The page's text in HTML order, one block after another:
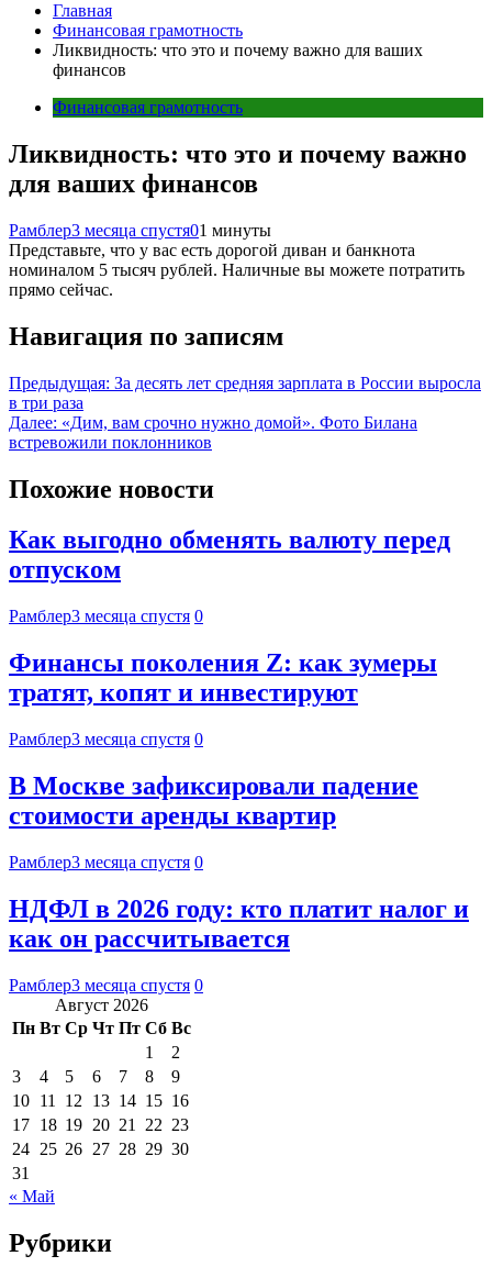
Главная
Финансовая грамотность
Ликвидность: что это и почему важно для ваших
финансов
Финансовая грамотность
Ликвидность: что это и почему важно
для ваших финансов
Рамблер3 месяца спустя01 минуты
Представьте, что у вас есть дорогой диван и банкнота
номиналом 5 тысяч рублей. Наличные вы можете потратить
прямо сейчас.
Навигация по записям
Предыдущая: За десять лет средняя зарплата в России выросла
в три раза
Далее: «Дим, вам срочно нужно домой». Фото Билана
встревожили поклонников
Похожие новости
Как выгодно обменять валюту перед
отпуском
Рамблер3 месяца спустя 0
Финансы поколения Z: как зумеры
тратят, копят и инвестируют
Рамблер3 месяца спустя 0
В Москве зафиксировали падение
стоимости аренды квартир
Рамблер3 месяца спустя 0
НДФЛ в 2026 году: кто платит налог и
как он рассчитывается
Рамблер3 месяца спустя 0
Август 2026
Пн Вт Ср Чт Пт Сб Вс
1
2
3
4 5 6 7 8
9
10 11 12 13 14 15 16
17 18 19 20 21 22 23
24 25 26 27 28 29 30
31
« Май
Рубрики